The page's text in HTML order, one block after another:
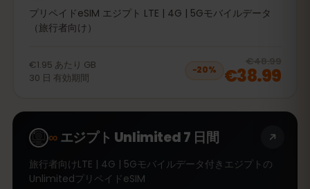
プリペイドeSIM エジプト LTE | 4G | 5Gモバイルデータ
（旅行者向け）
€1.95 あたり GB
30 日 有効期間
−20%
€48.99
€38.99
∞エジプト Unlimited 7 日間
旅行者向けLTE | 4G | 5Gモバイルデータ付きエジプトの
UnlimitedプリペイドeSIM